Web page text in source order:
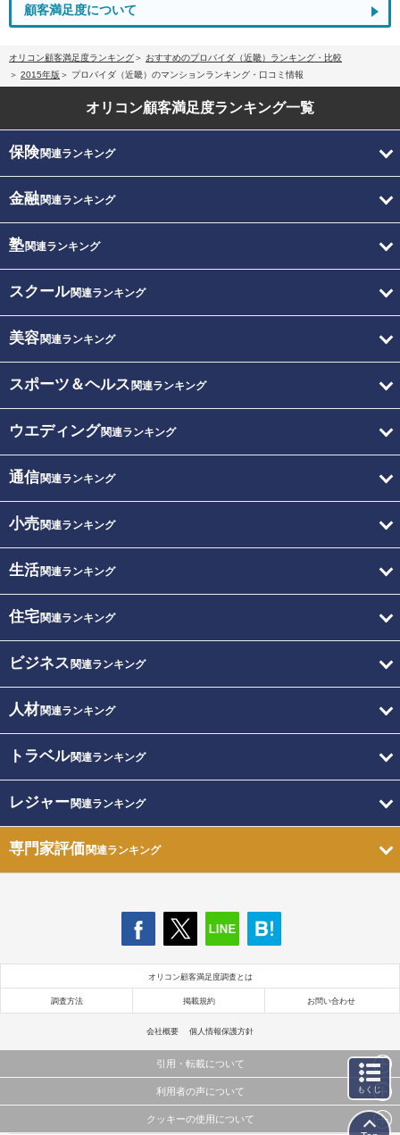
顧客満足度について
オリコン顧客満足度ランキング
おすすめのプロバイダ（近畿）ランキング・比較
2015年版
プロバイダ（近畿）のマンションランキング・口コミ情報
オリコン顧客満足度ランキング一覧
保険関連ランキング
金融関連ランキング
塾関連ランキング
スクール関連ランキング
美容関連ランキング
スポーツ＆ヘルス 関連ランキング
ウエディング関連ランキング
通信関連ランキング
小売関連ランキング
生活関連ランキング
住宅関連ランキング
ビジネス 関連ランキング
人材関連ランキング
トラベル関連ランキング
レジャー関連ランキング
専門家評価関連ランキング
オリコン顧客満足度調査とは
調査方法 掲載規約 お問い合わせ
会社概要 個人情報保護方針
引用・転載について
当サイトで公開されている情報（文字、写真、イラスト、画像データ等）及びこれらの配置・
これらの情報を権利者の許可なく無断転載・複製などの二次利用を行うことは固く禁じており
利用者の声について
当サイトに掲載している内容はすべてサービスの利用者が提出された見解・感想です。
クッキーの使用について
もくじ